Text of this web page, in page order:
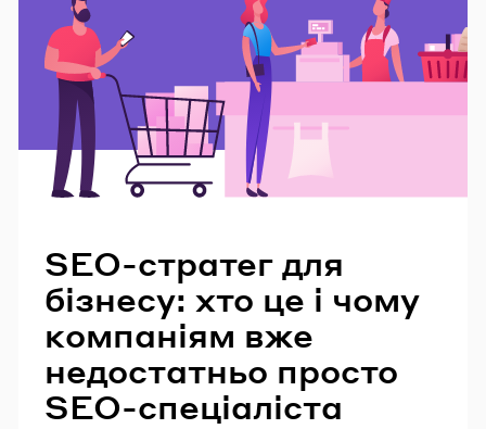
SEO-стратег для
бізнесу: хто це і чому
компаніям вже
недостатньо просто
SEO-спеціаліста